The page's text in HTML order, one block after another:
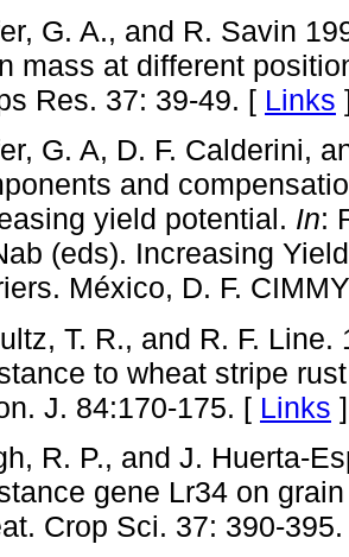
G. A., and R. Savin
mass at different
Res. 37: 39-49. [ Links
G. A, D. F. Calderini,
and
yield potential. In:
(eds). Increasing
México, D. F.
T. R., and R. F.
to wheat stripe
J. 84:170-175. [ Links ]
R. P., and J. Huerta-
gene Lr34 on
Crop Sci. 37: 390-